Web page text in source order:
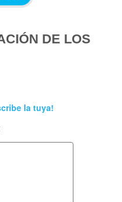
DE LOS
la tuya!